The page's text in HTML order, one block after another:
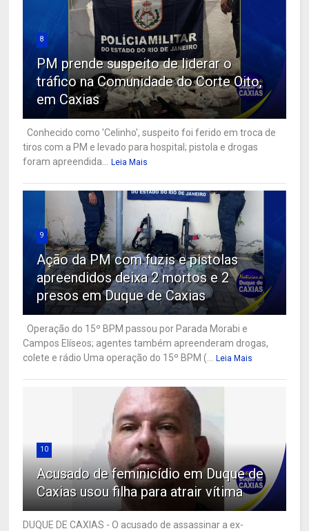
8
PM prende suspeito de liderar o
tráfico na Comunidade do Corte Oito,
em Caxias
Conhecido como 'Celinho', suspeito foi ferido em troca de
tiros com a PM e levado para hospital; pistola e drogas
foram apreendida...
Leia Mais
9
Ação da PM com fuzis e pistolas
apreendidos deixa 2 mortos e 2
presos em Duque de Caxias
Operação do 15º BPM passou por Parada Morabi e
Campos Elíseos; agentes também apreenderam drogas,
colete e rádio Uma operação do 15º BPM (...
Leia Mais
10
Acusado de feminicídio em Duque de
Caxias usou filha para atrair vítima
DUQUE DE CAXIAS - O acusado de assassinar a ex-